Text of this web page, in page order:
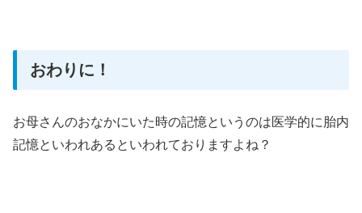
おわりに！
お母さんのおなかにいた時の記憶というのは医学的に胎内
記憶といわれあるといわれておりますよね？